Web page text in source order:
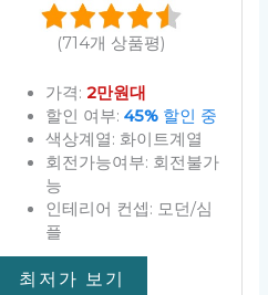
(714개 상품평)
가격: 2만원대
할인 여부: 45%할인 중
색상계열: 화이트계열
회전가능여부: 회전불가
능
인테리어 컨셉: 모던/심
플
최저가 보기